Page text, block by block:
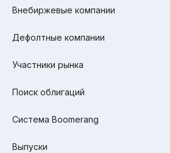
Внебиржевые компании
Дефолтные компании
Участники рынка
Поиск облигаций
Система Boomerang
Выпуски